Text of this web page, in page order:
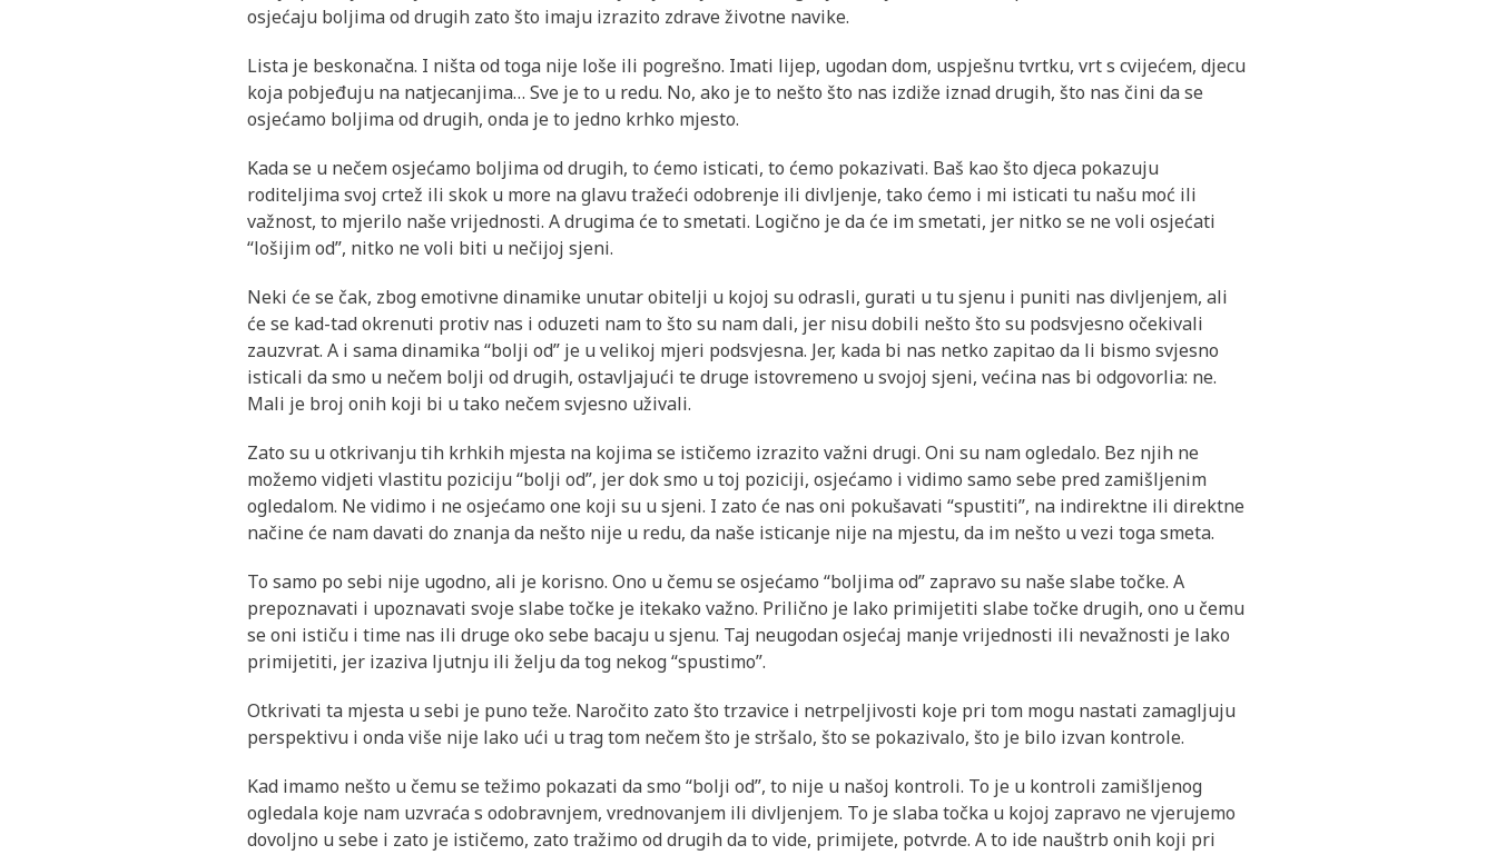
osjećaju boljima od drugih zato što imaju izrazito zdrave životne navike.
Lista je beskonačna. I ništa od toga nije loše ili pogrešno. Imati lijep, ugodan dom, uspješnu tvrtku, vrt s cvijećem, djecu
koja pobjeđuju na natjecanjima… Sve je to u redu. No, ako je to nešto što nas izdiže iznad drugih, što nas čini da se
osjećamo boljima od drugih, onda je to jedno krhko mjesto.
Kada se u nečem osjećamo boljima od drugih, to ćemo isticati, to ćemo pokazivati. Baš kao što djeca pokazuju
roditeljima svoj crtež ili skok u more na glavu tražeći odobrenje ili divljenje, tako ćemo i mi isticati tu našu moć ili
važnost, to mjerilo naše vrijednosti. A drugima će to smetati. Logično je da će im smetati, jer nitko se ne voli osjećati
“lošijim od”, nitko ne voli biti u nečijoj sjeni.
Neki će se čak, zbog emotivne dinamike unutar obitelji u kojoj su odrasli, gurati u tu sjenu i puniti nas divljenjem, ali
će se kad-tad okrenuti protiv nas i oduzeti nam to što su nam dali, jer nisu dobili nešto što su podsvjesno očekivali
zauzvrat. A i sama dinamika “bolji od” je u velikoj mjeri podsvjesna. Jer, kada bi nas netko zapitao da li bismo svjesno
isticali da smo u nečem bolji od drugih, ostavljajući te druge istovremeno u svojoj sjeni, većina nas bi odgovorlia: ne.
Mali je broj onih koji bi u tako nečem svjesno uživali.
Zato su u otkrivanju tih krhkih mjesta na kojima se ističemo izrazito važni drugi. Oni su nam ogledalo. Bez njih ne
možemo vidjeti vlastitu poziciju “bolji od”, jer dok smo u toj poziciji, osjećamo i vidimo samo sebe pred zamišljenim
ogledalom. Ne vidimo i ne osjećamo one koji su u sjeni. I zato će nas oni pokušavati “spustiti”, na indirektne ili direktne
načine će nam davati do znanja da nešto nije u redu, da naše isticanje nije na mjestu, da im nešto u vezi toga smeta.
To samo po sebi nije ugodno, ali je korisno. Ono u čemu se osjećamo “boljima od” zapravo su naše slabe točke. A
prepoznavati i upoznavati svoje slabe točke je itekako važno. Prilično je lako primijetiti slabe točke drugih, ono u čemu
se oni ističu i time nas ili druge oko sebe bacaju u sjenu. Taj neugodan osjećaj manje vrijednosti ili nevažnosti je lako
primijetiti, jer izaziva ljutnju ili želju da tog nekog “spustimo”.
Otkrivati ta mjesta u sebi je puno teže. Naročito zato što trzavice i netrpeljivosti koje pri tom mogu nastati zamagljuju
perspektivu i onda više nije lako ući u trag tom nečem što je stršalo, što se pokazivalo, što je bilo izvan kontrole.
Kad imamo nešto u čemu se težimo pokazati da smo “bolji od”, to nije u našoj kontroli. To je u kontroli zamišljenog
ogledala koje nam uzvraća s odobravnjem, vrednovanjem ili divljenjem. To je slaba točka u kojoj zapravo ne vjerujemo
dovoljno u sebe i zato je ističemo, zato tražimo od drugih da to vide, primijete, potvrde. A to ide nauštrb onih koji pri